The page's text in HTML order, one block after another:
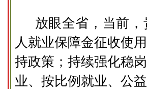
放眼全省，当前
人就业保障金征收使
持政策；持续强化稳
业、按比例就业、公